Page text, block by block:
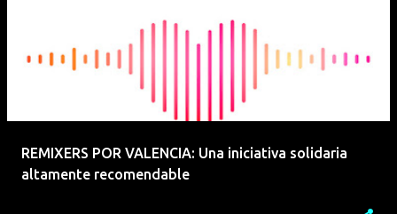
REMIXERS POR VALENCIA: Una iniciativa solidaria
altamente recomendable